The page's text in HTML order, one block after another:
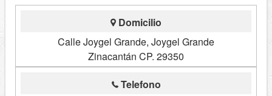
Domicilio
Calle Joygel Grande, Joygel Grande
Zinacantán CP. 29350
Telefono